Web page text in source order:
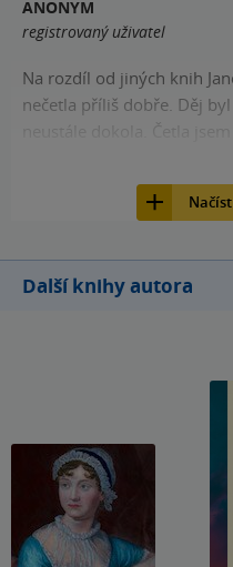
ANONYM
registrovaný uživatel
Na rozdíl od jiných knih
nečetla příliš dobře. Děj
neustále dokola. Četla
Další knihy autora